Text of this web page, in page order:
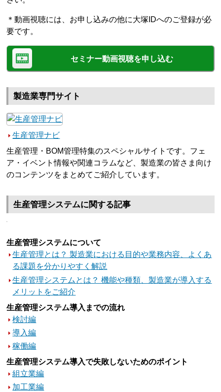
＊動画視聴には、お申し込みの他に大塚IDへのご登録が必
要です。
セミナー動画視聴を申し込む
製造業専門サイト
生産管理ナビ
生産管理・BOM管理特集のスペシャルサイトです。フェ
ア・イベント情報や関連コラムなど、製造業の皆さま向け
のコンテンツをまとめてご紹介しています。
生産管理システムに関する記事
生産管理システムについて
生産管理とは？ 製造業における目的や業務内容、よくあ
る課題を分かりやすく解説
生産管理システムとは？ 機能や種類、製造業が導入する
メリットをご紹介
生産管理システム導入までの流れ
検討編
導入編
稼働編
生産管理システム導入で失敗しないためのポイント
組立業編
加工業編